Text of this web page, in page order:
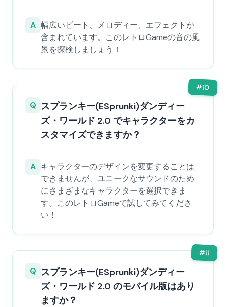
A 幅広いビート、メロディー、エフェクトが
含まれています。このレトロGameの音の風
景を探検しましょう！
#10
Q スプランキー(ESprunki)ダンディー
ズ・ワールド 2.0 でキャラクターをカ
スタマイズできますか？
A キャラクターのデザインを変更することは
できませんが、ユニークなサウンドのため
にさまざまなキャラクターを選択できま
す。このレトロGameで試してみてくださ
い！
#11
Q スプランキー(ESprunki)ダンディー
ズ・ワールド 2.0 のモバイル版はあり
ますか？